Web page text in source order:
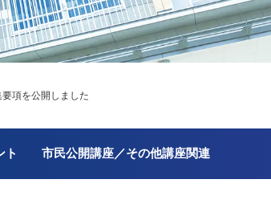
項を公開しました
ト 市民公開講座／その他講座関連